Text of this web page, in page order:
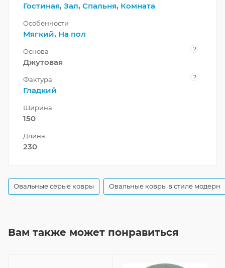
Гостиная, Зал, Спальня, Комната
Особенности
Мягкий, На пол
Основа ?
Джутовая
Фактура ?
Гладкий
Ширина
150
Длина
230
Овальные серые ковры Овальные ковры в стиле модерн
Вам также может понравиться